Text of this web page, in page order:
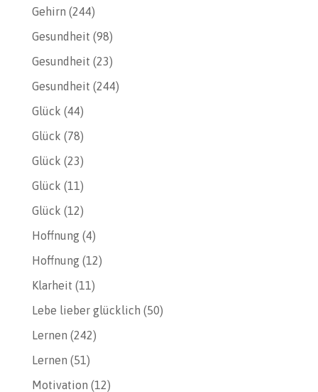
Gehirn (244)
Gesundheit (98)
Gesundheit (23)
Gesundheit (244)
Glück (44)
Glück (78)
Glück (23)
Glück (11)
Glück (12)
Hoffnung(4)
Hoffnung(12)
Klarheit (11)
Lebe lieber glücklich (50)
Lernen (242)
Lernen (51)
Motivation (12)